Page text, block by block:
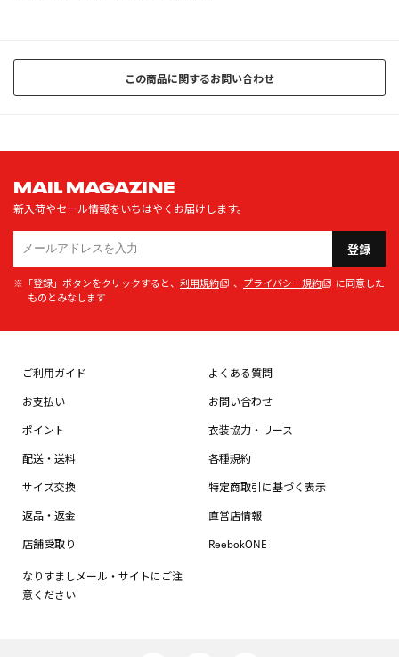
この商品に関するお問い合わせ
MAIL MAGAZINE
新入荷やセール情報をいちはやくお届けします。
登録
※「登録」ボタンをクリックすると、 利用規約 、 プライバシー規約
に同意した
ものとみなします
ご利用ガイド
お支払い
ポイント
配送・送料
サイズ交換
返品・返金
店舗受取り
なりすましメール・サイトにご注
意ください
よくある質問
お問い合わせ
衣装協力・リース
各種規約
特定商取引に基づく表示
直営店情報
ReebokONE